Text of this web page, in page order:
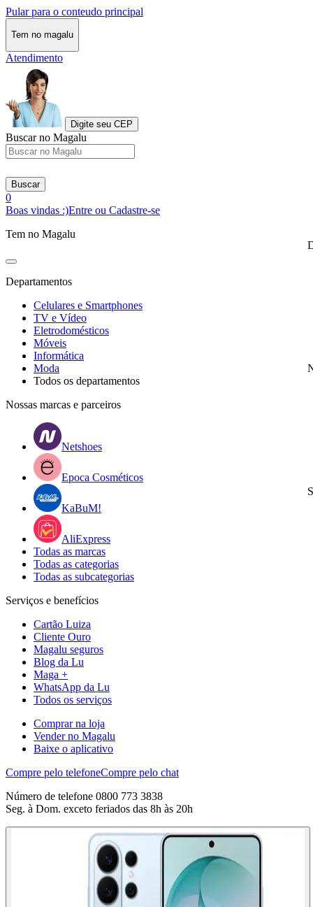
Pular para o conteudo principal
Tem no magalu
Atendimento
Digite seu CEP
Buscar no Magalu
Buscar
0
Boas vindas :)Entre ou Cadastre-se
Tem no Magalu
Departamentos
Celulares e Smartphones
TV e Vídeo
Eletrodomésticos
Móveis
Informática
Moda
Todos os departamentos
Nossas marcas e parceiros
Netshoes
Epoca Cosméticos
KaBuM!
AliExpress
Todas as marcas
Todas as categorias
Todas as subcategorias
Serviços e benefícios
Cartão Luiza
Cliente Ouro
Magalu seguros
Blog da Lu
Maga +
WhatsApp da Lu
Todos os serviços
Comprar na loja
Vender no Magalu
Baixe o aplicativo
Compre pelo telefoneCompre pelo chat
Número de telefone 0800 773 3838
Seg. à Dom. exceto feriados das 8h às 20h